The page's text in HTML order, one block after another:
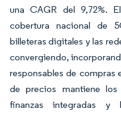
una CAGR del 9,72%.
cobertura nacional de
billeteras digitales y las
convergiendo,
responsables de compras
de precios mantiene los
finanzas integradas y